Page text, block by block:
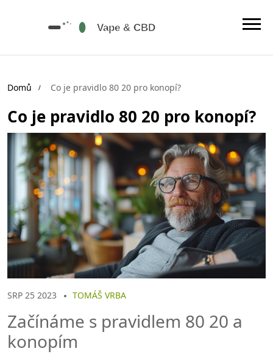
Domů Co je pravidlo 80 20 pro konopí?
Co je pravidlo 80 20 pro konopí?
SRP 25 2023 TOMÁŠ VRBA
Začínáme s pravidlem 80 20 a
konopím